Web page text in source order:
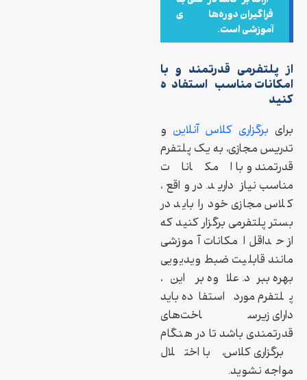
فراگیران دوره‌های
آموزشی است.
از پلتفرمی قدرتمند و با
امکانات مناسب استفاده
کنید
برای برگزاری کلاس آنلاین و
تدریس مجازی، به یک پلتفرم
قدرتمند و با امکانات
مناسب نیاز دارید. در واقع،
کلاس مجازی خود را باید در
بستر پلتفرمی برگزار کنید که
از حداقل امکانات آموزشی
مانند قابلیت ضبط ویدیویی
بهره ببرد. علاوه بر این،
پلتفرم مورد استفاده باید
دارای زیرساخت‌های
قدرتمندی باشد تا در هنگام
برگزاری کلاس، با اختلال
مواجه نشوید.